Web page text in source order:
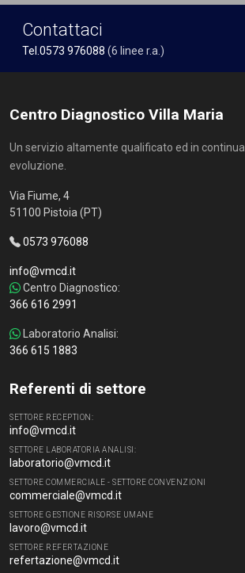
Contattaci
Tel.0573 976088 (6 linee r.a.)
Centro Diagnostico Villa Maria
Un servizio altamente qualificato ed in continua
evoluzione.
Via Fiume, 4
51100 Pistoia (PT)
0573 976088
info@vmcd.it
Centro Diagnostico:
366 616 2991
Laboratorio Analisi:
366 615 1883
Referenti di settore
SETTORE RECEPTION:
info@vmcd.it
SETTORE LABORATORIA ANALISI:
laboratorio@vmcd.it
SETTORE COMMERCIALE - SETTORE CONVENZIONI
commerciale@vmcd.it
SETTORE GESTIONE RISORSE UMANE
lavoro@vmcd.it
SETTORE REFERTAZIONE
refertazione@vmcd.it